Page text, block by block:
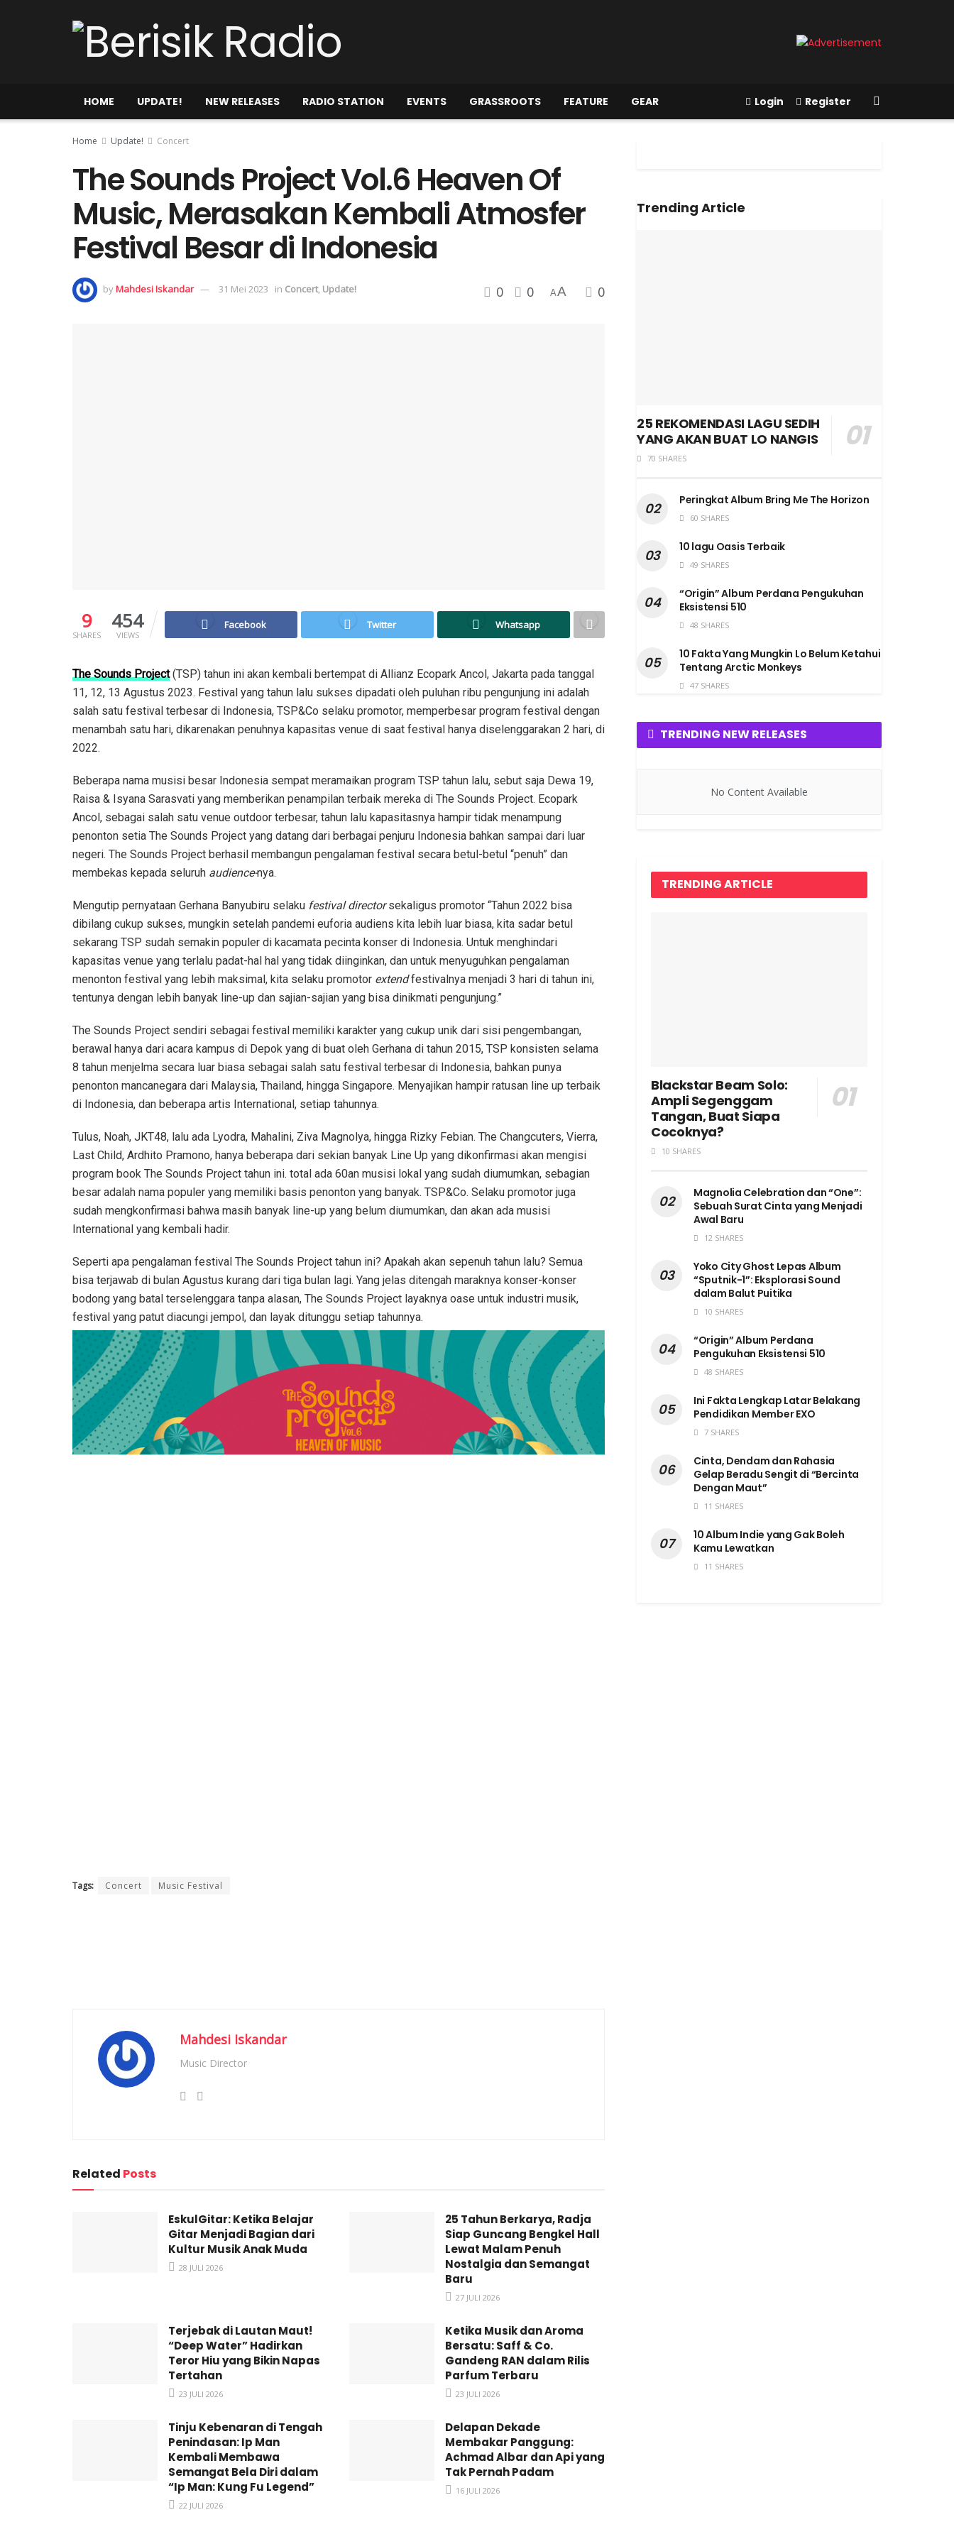
HOME UPDATE! NEW RELEASES RADIO STATION EVENTS GRASSROOTS FEATURE GEAR Login Register
Home Update! Concert
The Sounds Project Vol.6 Heaven Of
Music, Merasakan Kembali Atmosfer
Festival Besar di Indonesia
byMahdesi Iskandar 31 Mei 2023 in Concert, Update! 0 0 AA 0
9
SHARES
454
VIEWS
Facebook Twitter Whatsapp
The Sounds Project(TSP) tahun ini akan kembali bertempat di Allianz Ecopark Ancol, Jakarta pada tanggal
11, 12, 13 Agustus 2023. Festival yang tahun lalu sukses dipadati oleh puluhan ribu pengunjung ini adalah
salah satu festival terbesar di Indonesia, TSP&Co selaku promotor, memperbesar program festival dengan
menambah satu hari, dikarenakan penuhnya kapasitas venue di saat festival hanya diselenggarakan 2 hari, di
2022.
Beberapa nama musisi besar Indonesia sempat meramaikan program TSP tahun lalu, sebut saja Dewa 19,
Raisa & Isyana Sarasvati yang memberikan penampilan terbaik mereka di The Sounds Project. Ecopark
Ancol, sebagai salah satu venue outdoor terbesar, tahun lalu kapasitasnya hampir tidak menampung
penonton setia The Sounds Project yang datang dari berbagai penjuru Indonesia bahkan sampai dari luar
negeri. The Sounds Project berhasil membangun pengalaman festival secara betul-betul “penuh” dan
membekas kepada seluruh audience-nya.
Mengutip pernyataan Gerhana Banyubiru selaku festival directorsekaligus promotor “Tahun 2022 bisa
dibilang cukup sukses, mungkin setelah pandemi euforia audiens kita lebih luar biasa, kita sadar betul
sekarang TSP sudah semakin populer di kacamata pecinta konser di Indonesia. Untuk menghindari
kapasitas venue yang terlalu padat-hal hal yang tidak diinginkan, dan untuk menyuguhkan pengalaman
menonton festival yang lebih maksimal, kita selaku promotor extendfestivalnya menjadi 3 hari di tahun ini,
tentunya dengan lebih banyak line-up dan sajian-sajian yang bisa dinikmati pengunjung.”
The Sounds Project sendiri sebagai festival memiliki karakter yang cukup unik dari sisi pengembangan,
berawal hanya dari acara kampus di Depok yang di buat oleh Gerhana di tahun 2015, TSP konsisten selama
8 tahun menjelma secara luar biasa sebagai salah satu festival terbesar di Indonesia, bahkan punya
penonton mancanegara dari Malaysia, Thailand, hingga Singapore. Menyajikan hampir ratusan line up terbaik
di Indonesia, dan beberapa artis International, setiap tahunnya.
Tulus, Noah, JKT48, lalu ada Lyodra, Mahalini, Ziva Magnolya, hingga Rizky Febian. The Changcuters, Vierra,
Last Child, Ardhito Pramono, hanya beberapa dari sekian banyak Line Up yang dikonfirmasi akan mengisi
program book The Sounds Project tahun ini. total ada 60an musisi lokal yang sudah diumumkan, sebagian
besar adalah nama populer yang memiliki basis penonton yang banyak. TSP&Co. Selaku promotor juga
sudah mengkonfirmasi bahwa masih banyak line-up yang belum diumumkan, dan akan ada musisi
International yang kembali hadir.
Seperti apa pengalaman festival The Sounds Project tahun ini? Apakah akan sepenuh tahun lalu? Semua
bisa terjawab di bulan Agustus kurang dari tiga bulan lagi. Yang jelas ditengah maraknya konser-konser
bodong yang batal terselenggara tanpa alasan, The Sounds Project layaknya oase untuk industri musik,
festival yang patut diacungi jempol, dan layak ditunggu setiap tahunnya.
Tags: Concert Music Festival
Mahdesi Iskandar
Music Director
Related Posts
EskulGitar: Ketika Belajar
Gitar Menjadi Bagian dari
Kultur Musik Anak Muda
28 JULI 2026
25 Tahun Berkarya, Radja
Siap Guncang Bengkel Hall
Lewat Malam Penuh
Nostalgia dan Semangat
Baru
27 JULI 2026
Terjebak di Lautan Maut!
“Deep Water” Hadirkan
Teror Hiu yang Bikin Napas
Tertahan
23 JULI 2026
Ketika Musik dan Aroma
Bersatu: Saff & Co.
Gandeng RAN dalam Rilis
Parfum Terbaru
23 JULI 2026
Tinju Kebenaran di Tengah
Penindasan: Ip Man
Kembali Membawa
Semangat Bela Diri dalam
“Ip Man: Kung Fu Legend”
22 JULI 2026
Delapan Dekade
Membakar Panggung:
Achmad Albar dan Api yang
Tak Pernah Padam
16 JULI 2026
Trending Article
25 REKOMENDASI LAGU SEDIH
YANG AKAN BUAT LO NANGIS
70 SHARES
Peringkat Album Bring Me The Horizon
60 SHARES
10 lagu Oasis Terbaik
49 SHARES
“Origin” Album Perdana Pengukuhan
Eksistensi 510
48 SHARES
10 Fakta Yang Mungkin Lo Belum Ketahui
Tentang Arctic Monkeys
47 SHARES
TRENDING NEW RELEASES
No Content Available
TRENDING ARTICLE
Blackstar Beam Solo:
Ampli Segenggam
Tangan, Buat Siapa
Cocoknya?
10 SHARES
Magnolia Celebration dan “One”:
Sebuah Surat Cinta yang Menjadi
Awal Baru
12 SHARES
Yoko City Ghost Lepas Album
“Sputnik-1”: Eksplorasi Sound
dalam Balut Puitika
10 SHARES
“Origin” Album Perdana
Pengukuhan Eksistensi 510
48 SHARES
Ini Fakta Lengkap Latar Belakang
Pendidikan Member EXO
7 SHARES
Cinta, Dendam dan Rahasia
Gelap Beradu Sengit di “Bercinta
Dengan Maut”
11 SHARES
10 Album Indie yang Gak Boleh
Kamu Lewatkan
11 SHARES